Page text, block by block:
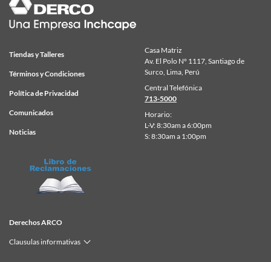
Tiendas y Talleres
Términos y Condiciones
Política de Privacidad
Comunicados
Noticias
Derechos ARCO
Clausulas informativas
Casa Matriz
Av. El Polo N° 1117, Santiago de
Surco, Lima, Perú
Central Telefónica
713-5000
Horario:
L-V: 8:30am a 6:00pm
S: 8:30am a 1:00pm